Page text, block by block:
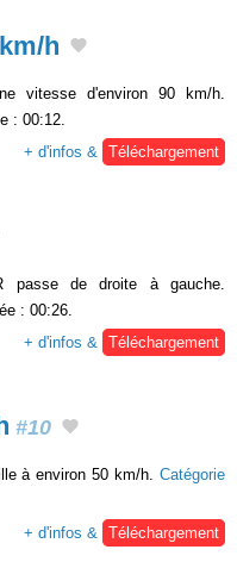
h
vitesse d'environ 90 km/h.
: 00:12.
+ d'infos & Téléchargement
passe de droite à gauche.
: 00:26.
+ d'infos &
Téléchargement
#10
à environ 50 km/h. Catégorie
+ d'infos &
Téléchargement